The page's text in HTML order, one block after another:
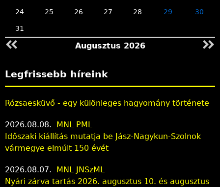
24 25 26 27 28 29 30
31
Augusztus 2026
Legfrissebb híreink
Rózsaesküvő - egy különleges hagyomány története
2026.08.08.
MNL PML
Időszaki kiállítás mutatja be Jász-Nagykun-Szolnok
vármegye elmúlt 150 évét
2026.08.07.
MNL JNSzML
Nyári zárva tartás 2026. augusztus 10. és augusztus